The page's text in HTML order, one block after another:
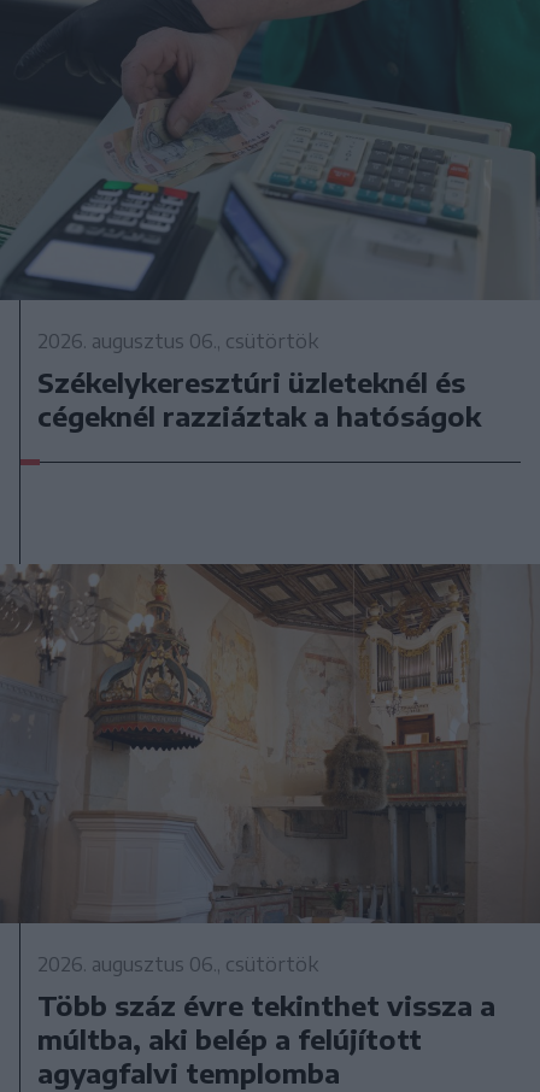
2026. augusztus 06., csütörtök
Székelykeresztúri üzleteknél és
cégeknél razziáztak a hatóságok
2026. augusztus 06., csütörtök
Több száz évre tekinthet vissza a
múltba, aki belép a felújított
agyagfalvi templomba